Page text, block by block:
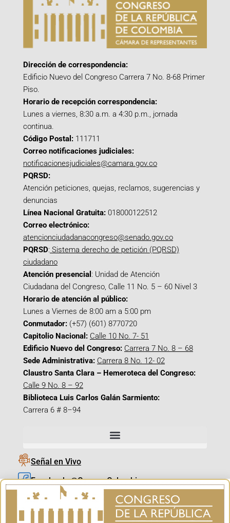
Dirección de correspondencia:
Edificio Nuevo del Congreso Carrera 7 No. 8-68 Primer
Piso.
Horario de recepción correspondencia:
Lunes a viernes, 8:30 a.m. a 4:30 p.m., jornada
continua.
Código Postal: 111711
Correo notificaciones judiciales:
notificacionesjudiciales@camara.gov.co
PQRSD:
Atención peticiones, quejas, reclamos, sugerencias y
denuncias
Línea Nacional Gratuita: 018000122512
Correo electrónico:
atencionciudadanacongreso@senado.gov.co
PQRSD: Sistema derecho de petición (PQRSD)
ciudadano
Atención presencial : Unidad de Atención
Ciudadana del Congreso, Calle 11 No. 5 – 60 Nivel 3
Horario de atención al público:
Lunes a Viernes de 8:00 am a 5:00 pm
Conmutador: (+57) (601) 8770720
Capitolio Nacional: Calle 10 No. 7- 51
Edificio Nuevo del Congreso: Carrera 7 No. 8 – 68
Sede Administrativa: Carrera 8 No. 12- 02
Claustro Santa Clara – Hemeroteca del Congreso:
Calle 9 No. 8 – 92
Biblioteca Luis Carlos Galán Sarmiento:
Carrera 6 # 8–94
Señal en Vivo
Facebook_@CamaraColombia
Instagram_@CamaraColombia
X_@CamaraColombia